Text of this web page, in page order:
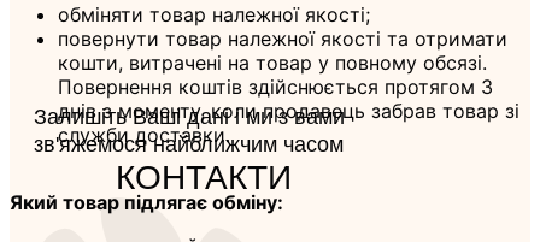
Залишіть Ваші дані і ми з вами
зв'яжемося найближчим часом
КОНТАКТИ
обміняти товар належної якості;
повернути товар належної якості та отримати
кошти, витрачені на товар у повному обсязі.
Повернення коштів здійснюється протягом 3
днів з моменту, коли продавець забрав товар зі
служби доставки.
Який товар підлягає обміну: